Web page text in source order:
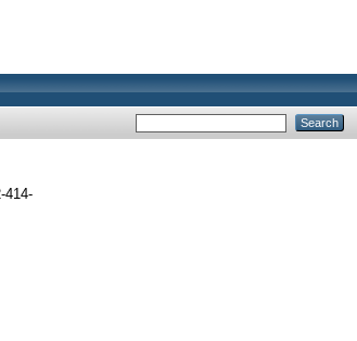
414-